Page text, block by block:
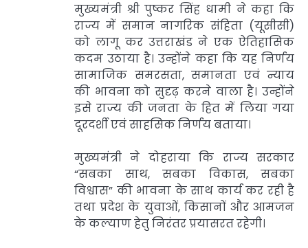
मुख्यमंत्री श्री पुष्कर सिंह धामी ने कहा कि
राज्य में समान नागरिक संहिता (यूसीसी)
को लागू कर उत्तराखंड ने एक ऐतिहासिक
कदम उठाया है। उन्होंने कहा कि यह निर्णय
सामाजिक समरसता, समानता एवं न्याय
की भावना को सुदृढ़ करने वाला है। उन्होंने
इसे राज्य की जनता के हित में लिया गया
दूरदर्शी एवं साहसिक निर्णय बताया।
मुख्यमंत्री ने दोहराया कि राज्य सरकार
“सबका साथ, सबका विकास, सबका
विश्वास” की भावना के साथ कार्य कर रही है
तथा प्रदेश के युवाओं, किसानों और आमजन
के कल्याण हेतु निरंतर प्रयासरत रहेगी।